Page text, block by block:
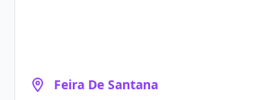
Feira De Santana